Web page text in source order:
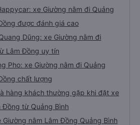
xe Giường nằm đi Quảng
được đánh giá cao
Dũng: xe Giường nằm đi
Lâm Đồng uy tín
Pho: xe Giường nằm đi Quảng
chất lượng
hàng khách thường gặp khi đặt xe
Đồng từ Quảng Bình
nằm Lâm Đồng Quảng Bình